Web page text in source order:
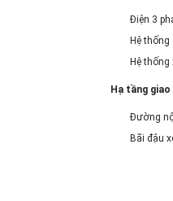
Điện 3
Hệ
Hệ thống
Hạ tầng
Đường
Bãi đậu